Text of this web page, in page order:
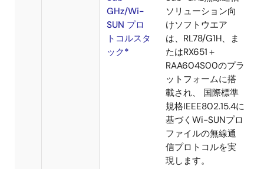
イルシステムで
す。
RXファミ
RX23Wの
Bluetooth機能を利
用するには、
Bluetooth仕様に準
拠したプロトコル
スタックが必要で
す。
Bluetooth仕様に準
拠したプロファイ